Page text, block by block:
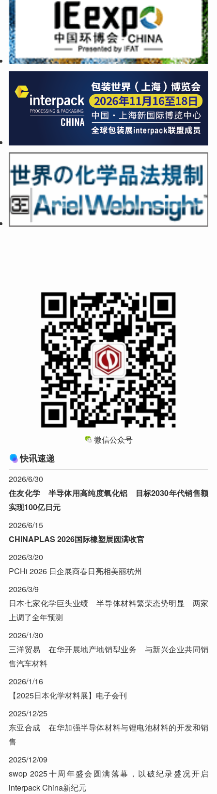
微信公众号
快讯速递
2026/6/30
住友化学 半导体用高纯度氧化铝 目标2030年代销售额
实现100亿日元
2026/6/15
CHINAPLAS 2026国际橡塑展圆满收官
2026/3/20
PCHi 2026 日企展商春日亮相美丽杭州
2026/3/9
日本七家化学巨头业绩 半导体材料繁荣态势明显 两家
上调了全年预测
2026/1/30
三洋贸易 在华开展地产地销型业务 与新兴企业共同销
售汽车材料
2026/1/16
【2025日本化学材料展】电子会刊
2025/12/25
东亚合成 在华加强半导体材料与锂电池材料的开发和销
售
2025/12/09
swop 2025十周年盛会圆满落幕，以破纪录盛况开启
interpack China新纪元